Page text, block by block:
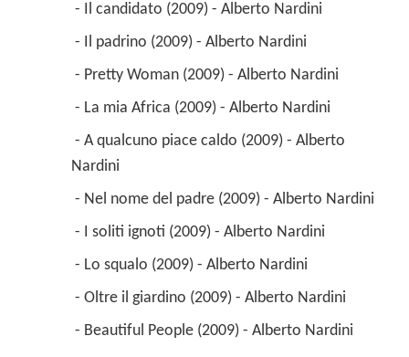
- Il candidato (2009) - Alberto Nardini
- Il padrino (2009) - Alberto Nardini
- Pretty Woman (2009) - Alberto Nardini
- La mia Africa (2009) - Alberto Nardini
Nardini
- Nel nome del padre (2009) - Alberto Nardini
- I soliti ignoti (2009) - Alberto Nardini
- Lo squalo (2009) - Alberto Nardini
- Oltre il giardino (2009) - Alberto Nardini
- Beautiful People (2009) - Alberto Nardini